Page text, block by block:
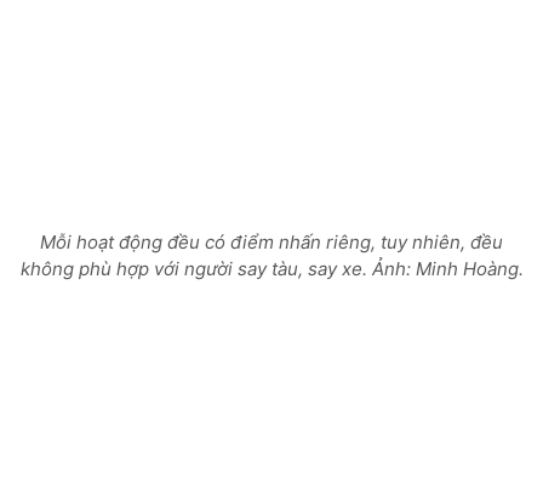
Mỗi hoạt động đều có điểm nhấn riêng, tuy nhiên, đều
không phù hợp với người say tàu, say xe. Ảnh: Minh Hoàng.